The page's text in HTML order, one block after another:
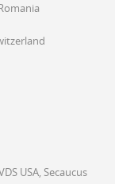
USA, Secaucus